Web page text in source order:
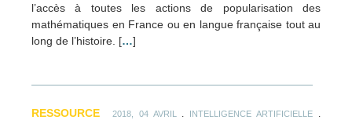
l’accès à toutes les actions de popularisation des
mathématiques en France ou en langue française tout au
long de l’histoire. […]
RESSOURCE 2018, 04 AVRIL INTELLIGENCE ARTIFICIELLE